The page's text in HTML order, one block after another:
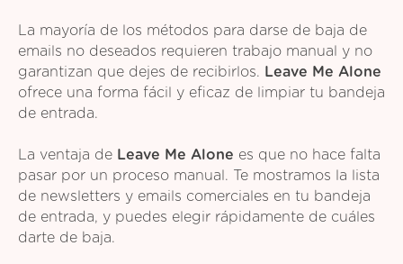
La mayoría de los métodos para darse de baja de
emails no deseados requieren trabajo manual y no
garantizan que dejes de recibirlos.
Leave Me Alone
ofrece una forma fácil y eficaz de limpiar tu bandeja
de entrada.
La ventaja de Leave Me Alone es que no hace falta
pasar por un proceso manual. Te mostramos la lista
de newsletters y emails comerciales en tu bandeja
de entrada, y puedes elegir rápidamente de cuáles
darte de baja.